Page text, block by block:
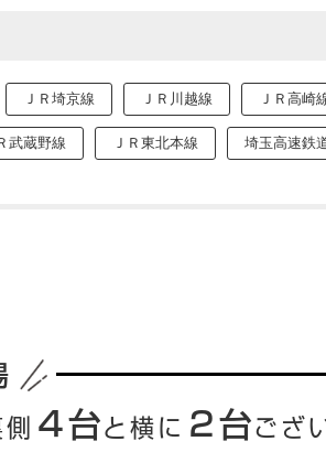
ＪＲ埼京線 ＪＲ川越線 ＪＲ高崎
武蔵野線 ＪＲ東北本線 埼玉高速鉄
４台と横に ２台ござ